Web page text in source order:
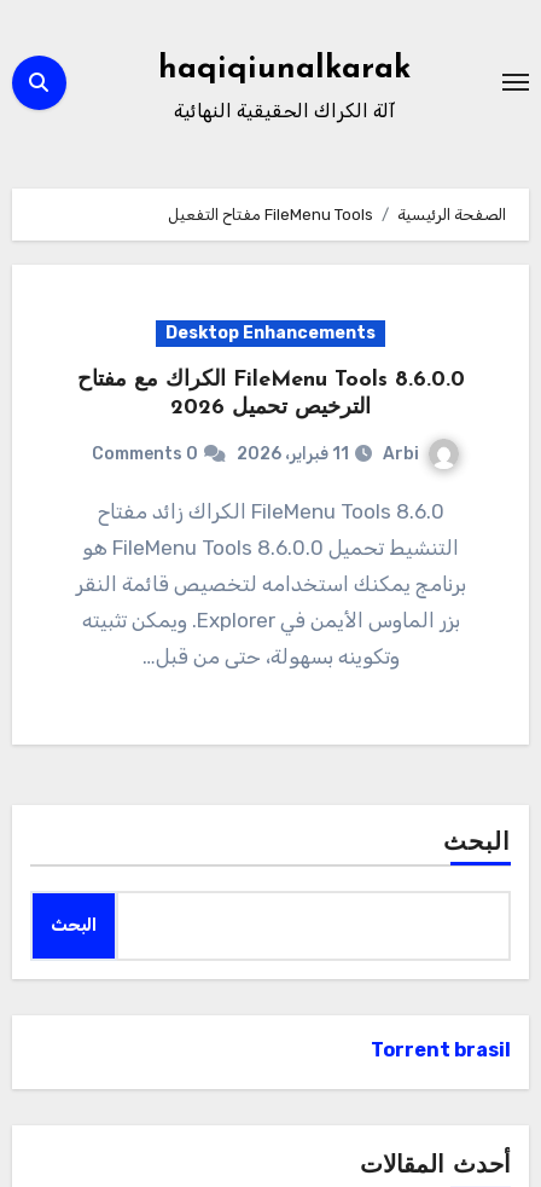
المحتوى
haqiqiunalkarak
آلة الكراك الحقيقية النهائية
الصفحة الرئيسية FileMenu Tools مفتاح التفعيل
Desktop Enhancements
FileMenu Tools 8.6.0.0 الكراك مع مفتاح
الترخيص تحميل 2026
Arbi 11 فبراير، 2026 0 Comments
FileMenu Tools 8.6.0 الكراك زائد مفتاح
التنشيط تحميل 8.6.0.0 FileMenu Tools هو
برنامج يمكنك استخدامه لتخصيص قائمة النقر
بزر الماوس الأيمن في Explorer. ويمكن تثبيته
وتكوينه بسهولة، حتى من قبل…
البحث
البحث
Torrent brasil
أحدث المقالات